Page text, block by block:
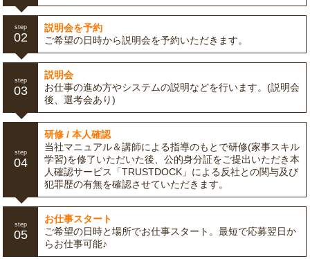
step
02
説明会を予約
ご希望の日時から説明会を予約いただきます。
step
03
説明会
お仕事の進め方やシステムの説明などを行います。(説明会
後、選考会あり)
step
04
研修 / 本人確認
当社マニュアル＆講師による指導のもとで研修(家事スキル
学習)を修了いただいた後、公的身分証をご提出いただき本
人確認サービス「TRUSTDOCK」による反社との関与及び
犯罪歴の有無を確認させていただきます。
step
05
お仕事スタート
ご希望の日時と場所でお仕事スタート。最短で応募翌日か
らお仕事可能♪